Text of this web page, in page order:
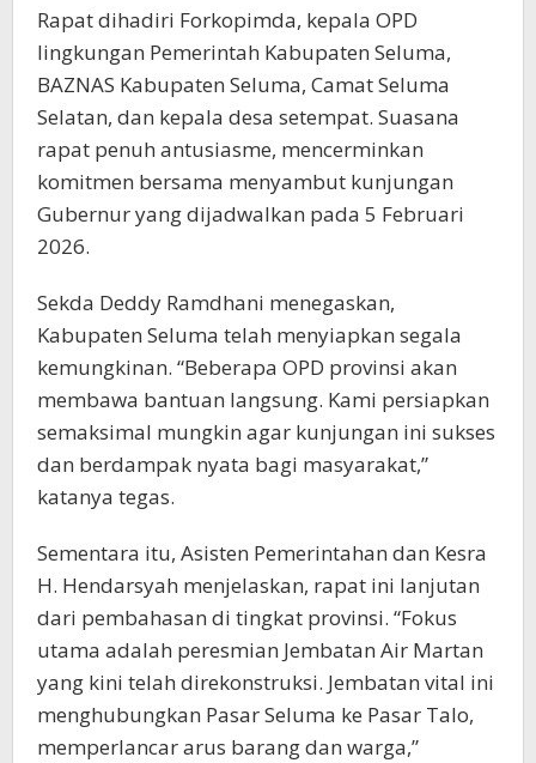
Rapat dihadiri Forkopimda, kepala OPD
lingkungan Pemerintah Kabupaten Seluma,
BAZNAS Kabupaten Seluma, Camat Seluma
Selatan, dan kepala desa setempat. Suasana
rapat penuh antusiasme, mencerminkan
komitmen bersama menyambut kunjungan
Gubernur yang dijadwalkan pada 5 Februari
2026.
Sekda Deddy Ramdhani menegaskan,
Kabupaten Seluma telah menyiapkan segala
kemungkinan. “Beberapa OPD provinsi akan
membawa bantuan langsung. Kami persiapkan
semaksimal mungkin agar kunjungan ini sukses
dan berdampak nyata bagi masyarakat,”
katanya tegas.
Sementara itu, Asisten Pemerintahan dan Kesra
H. Hendarsyah menjelaskan, rapat ini lanjutan
dari pembahasan di tingkat provinsi. “Fokus
utama adalah peresmian Jembatan Air Martan
yang kini telah direkonstruksi. Jembatan vital ini
menghubungkan Pasar Seluma ke Pasar Talo,
memperlancar arus barang dan warga,”